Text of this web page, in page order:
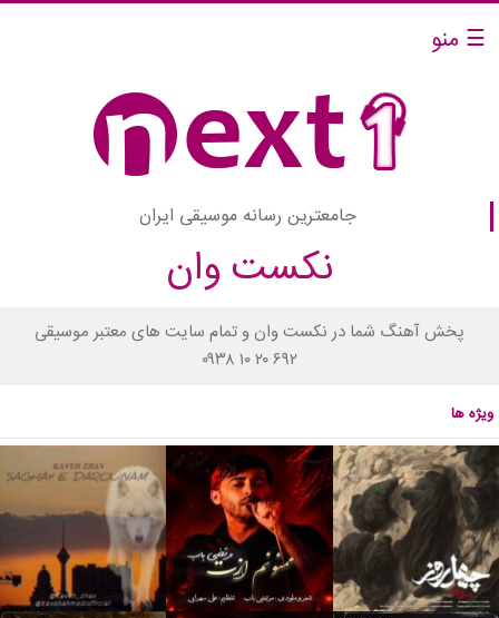
☰ منو
جامعترین رسانه موسیقی ایران
نکست وان
پخش آهنگ شما در نکست وان و تمام سایت های معتبر موسیقی
۰۹۳۸ ۱۰ ۲۰ ۶۹۲
ویژه ها